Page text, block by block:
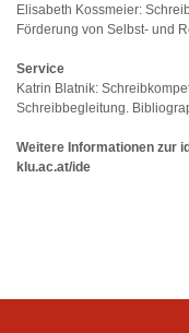
Elisabeth Kossmeier:
Förderung von Selbst- und
Service
Katrin Blatnik:
Schreibbegleitung.
Weitere Informationen zur
klu.ac.at/ide